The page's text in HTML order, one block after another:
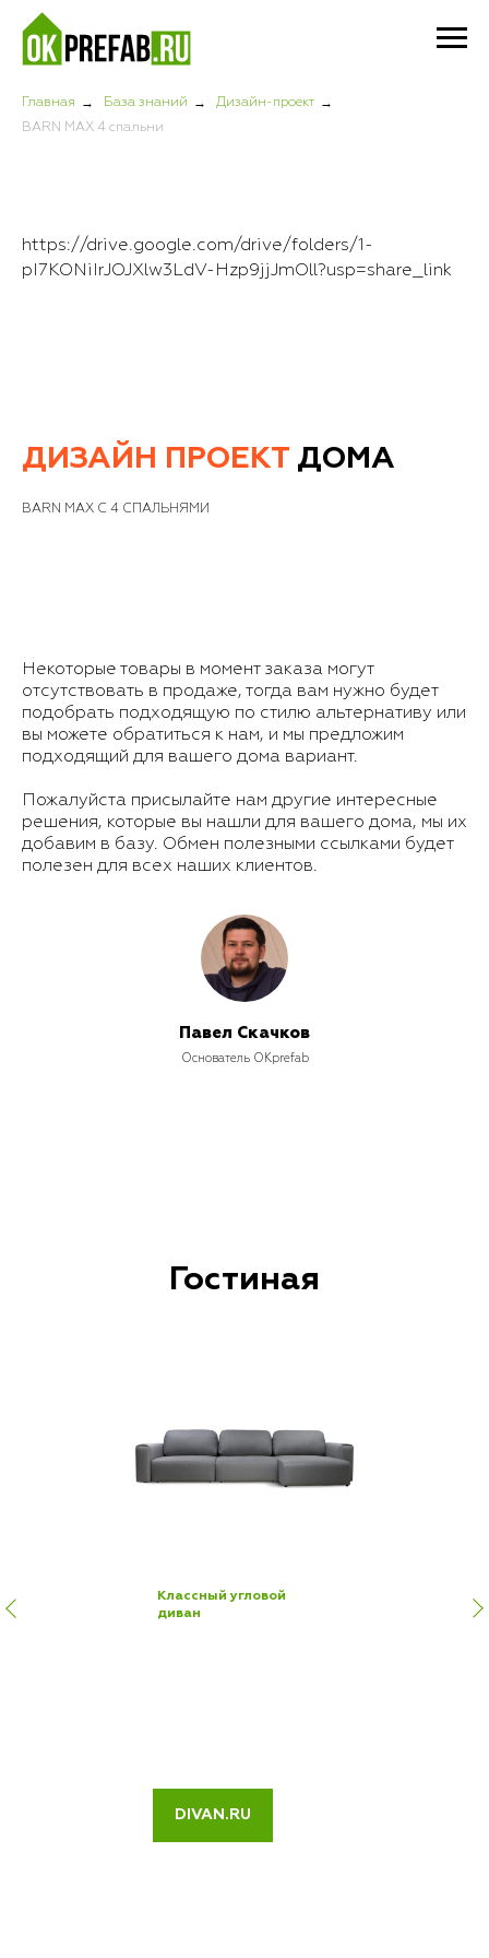
Главная → База знаний → Дизайн-проект →
BARN MAX 4 спальни
https://drive.google.com/drive/folders/1-
pI7KONiIrJOJXlw3LdV-Hzp9jjJmOll?usp=share_link
ДИЗАЙН ПРОЕКТ ДОМА
BARN MAX С 4 СПАЛЬНЯМИ
Некоторые товары в момент заказа могут
отсутствовать в продаже, тогда вам нужно будет
подобрать подходящую по стилю альтернативу или
вы можете обратиться к нам, и мы предложим
подходящий для вашего дома вариант.
Пожалуйста присылайте нам другие интересные
решения, которые вы нашли для вашего дома, мы их
добавим в базу. Обмен полезными ссылками будет
полезен для всех наших клиентов.
Павел Скачков
Основатель OKprefab
Гостиная
Классный угловой
диван
DIVAN.RU